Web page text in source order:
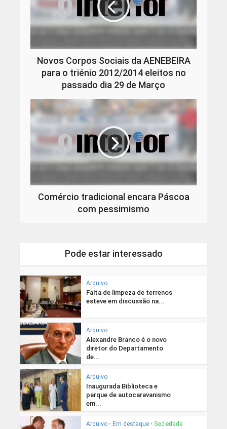
Novos Corpos Sociais da AENEBEIRA
para o triénio 2012/2014 eleitos no
passado dia 29 de Março
Comércio tradicional encara Páscoa
com pessimismo
Pode estar interessado
Arquivo
Falta de limpeza de terrenos
esteve em discussão na...
Arquivo
Alexandre Branco é o novo
diretor do Departamento
de...
Arquivo
Inaugurada Biblioteca e
parque de autocaravanismo
em...
Arquivo • Em destaque • Sociedade